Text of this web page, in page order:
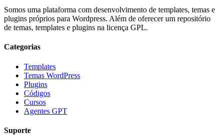
Somos uma plataforma com desenvolvimento de templates, temas e
plugins próprios para Wordpress. Além de oferecer um repositório
de temas, templates e plugins na licença GPL.
Categorias
Templates
Temas WordPress
Plugins
Códigos
Cursos
Agentes GPT
Suporte